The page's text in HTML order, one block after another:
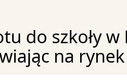
do szkoły w
na